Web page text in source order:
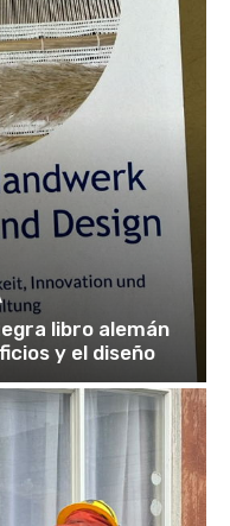
libro alemán
y el diseño